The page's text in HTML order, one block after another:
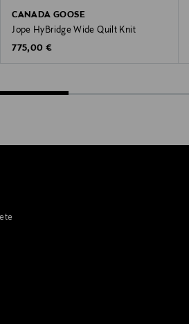
CANADA GOOSE
Jope HyBridge Wide Quilt Knit
Original Price
775,00 €